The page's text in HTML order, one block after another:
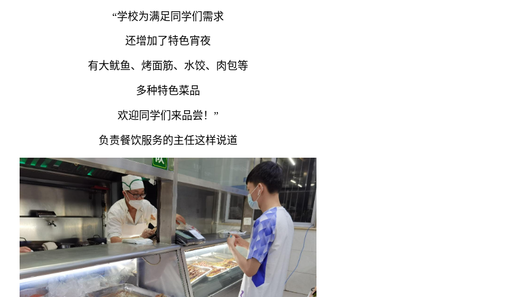
“学校为满足同学们需求
还增加了特色宵夜
有大鱿鱼、烤面筋、水饺、肉包等
多种特色菜品
欢迎同学们来品尝！”
负责餐饮服务的主任这样说道